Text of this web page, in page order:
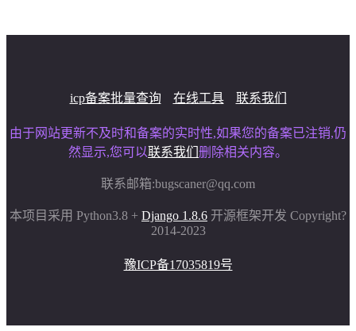
icp备案批量查询 在线工具 联系我们
由于网站更新不及时和备案的实时性,如果您的备案已注销,仍
然显示,您可以联系我们 删除相关内容。
联系邮箱:bugscaner@qq.com
本项目采用 Python3.8 + Django 1.8.6 开源框架开发 Copyright?
2014-2023
豫ICP备17035819号